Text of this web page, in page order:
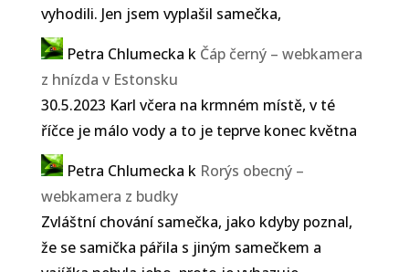
vyhodili. Jen jsem vyplašil samečka,
Petra Chlumecka k Čáp černý – webkamera
z hnízda v Estonsku
30.5.2023 Karl včera na krmném místě, v té
říčce je málo vody a to je teprve konec května
Petra Chlumecka k Rorýs obecný –
webkamera z budky
Zvláštní chování samečka, jako kdyby poznal,
že se samička pářila s jiným samečkem a